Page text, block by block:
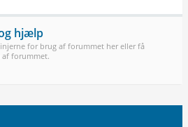
hjælp
for brug af forummet her eller få
forummet.